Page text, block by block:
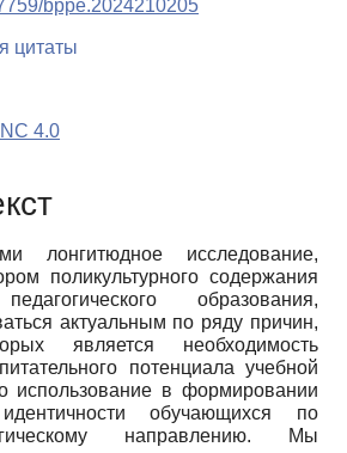
bppe.2024210205
цитаты
4.0
лонгитюдное исследование,
поликультурного содержания
образования,
актуальным по ряду причин,
является необходимость
потенциала учебной
использование в формировании
идентичности обучающихся по
направлению. Мы